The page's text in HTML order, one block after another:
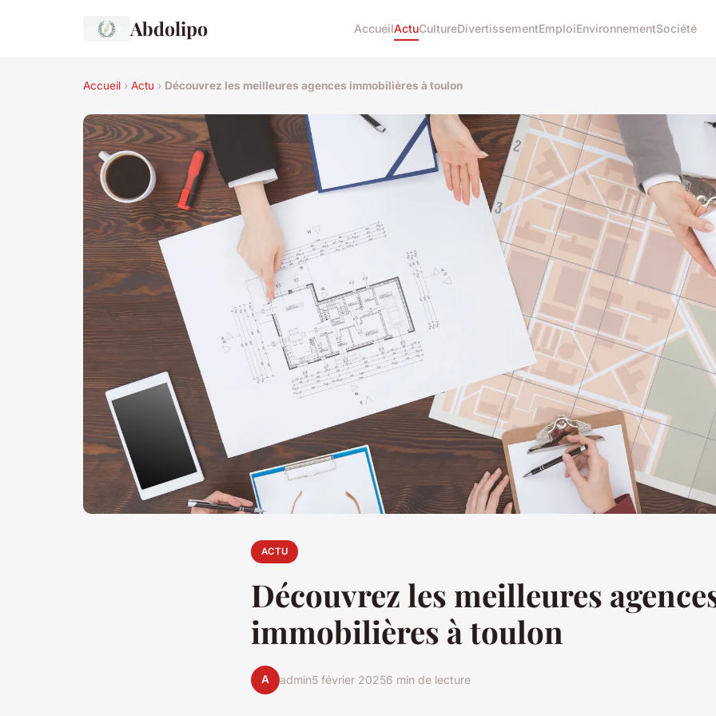
Abdolipo AccueilActuCultureDivertissementEmploiEnvironnementSociété
Accueil › Actu › Découvrez les meilleures agences immobilières à toulon
ACTU
Découvrez les meilleures
immobilières à toulon
A admin5 février 20256 min de lecture